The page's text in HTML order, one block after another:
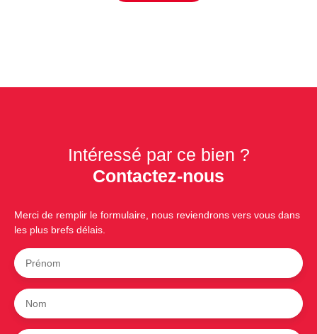
Intéressé par ce bien ?
Contactez-nous
Merci de remplir le formulaire, nous reviendrons vers vous dans
les plus brefs délais.
Prénom
Nom